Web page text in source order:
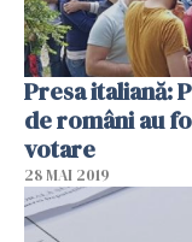
Presa italiană:
de români au
votare
28 MAI 2019